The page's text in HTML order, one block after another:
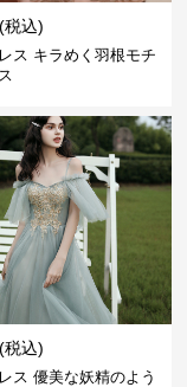
(税込)
ス キラめく羽根モチ
(税込)
ス 優美な妖精のよう